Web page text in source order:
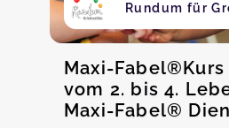
Rundum für
Maxi-
vom 2. bis 4.
Maxi-Fabel®